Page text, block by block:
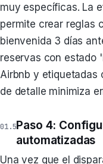
muy específicas. La
permite crear reglas
bienvenida 3 días
reservas con estado
Airbnb y etiquetadas
de detalle minimiza
Paso 4:
automatizadas
Una vez que el